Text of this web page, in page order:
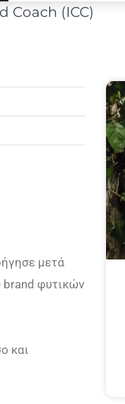
Coach (ICC)
μετά
brand φυτικών
και